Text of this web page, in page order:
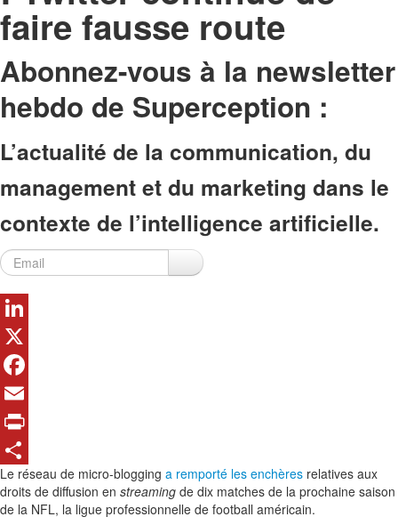
faire fausse route
Abonnez-vous à la newsletter
hebdo de Superception :
L’actualité de la communication, du
management et du marketing dans le
contexte de l’intelligence artificielle.
LinkedIn
X
Facebook
Email
Print
Share
Le réseau de micro-blogging a remporté les enchères relatives aux
droits de diffusion en streaming de dix matches de la prochaine saison
de la NFL, la ligue professionnelle de football américain.